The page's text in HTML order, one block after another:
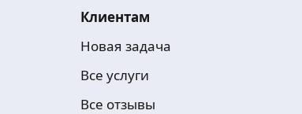
Клиентам
Новая задача
Все услуги
Все отзывы